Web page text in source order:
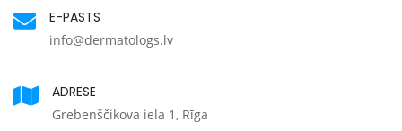
E-PASTS
info@dermatologs.lv
ADRESE
Grebenščikova iela 1, Rīga